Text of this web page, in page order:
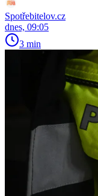
Spotřebitelov.cz
dnes, 09:05
3 min